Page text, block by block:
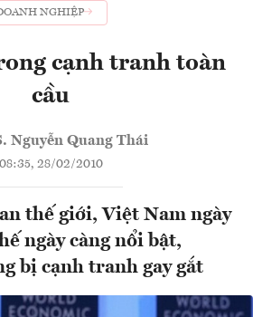
NGHIỆP
cạnh tranh toàn
cầu
Nguyễn Quang Thái
08:35, 28/02/2010
thế giới, Việt Nam ngày
ngày càng nổi bật,
bị cạnh tranh gay gắt